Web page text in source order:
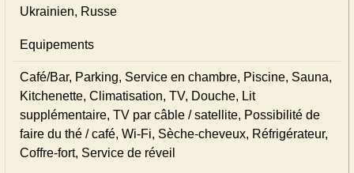
Ukrainien, Russe
Equipements
Café/Bar, Parking, Service en chambre, Piscine, Sauna,
Kitchenette, Climatisation, TV, Douche, Lit
supplémentaire, TV par câble / satellite, Possibilité de
faire du thé / café, Wi-Fi, Sèche-cheveux, Réfrigérateur,
Coffre-fort, Service de réveil